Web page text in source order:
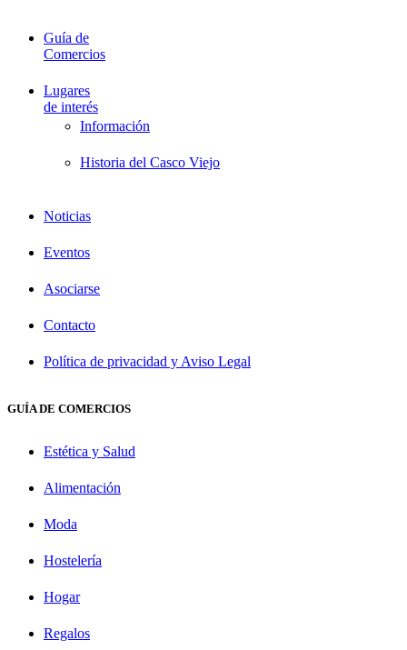
Guía de
Comercios
Lugares
de interés
Información
Historia del Casco Viejo
Noticias
Eventos
Asociarse
Contacto
Política de privacidad y Aviso Legal
GUÍA DE COMERCIOS
Estética y Salud
Alimentación
Moda
Hostelería
Hogar
Regalos